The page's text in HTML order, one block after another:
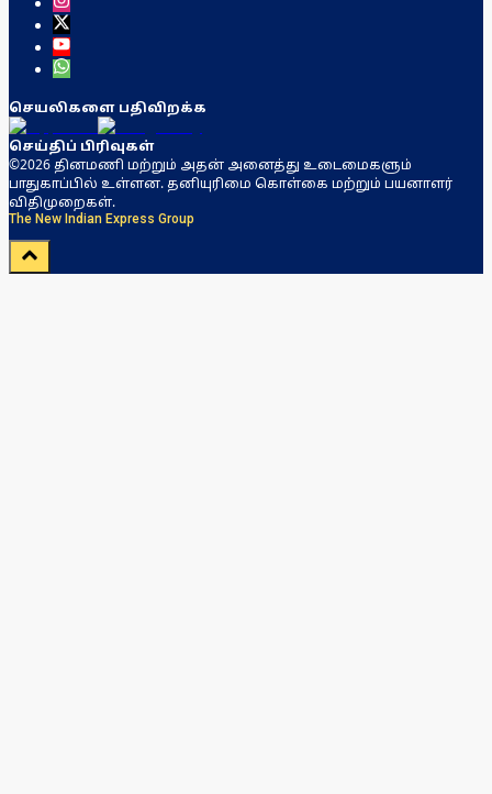
செயலிகளை பதிவிறக்க
செய்திப் பிரிவுகள்
©2026 தினமணி மற்றும் அதன் அனைத்து உடைமைகளும்
பாதுகாப்பில் உள்ளன. தனியுரிமை கொள்கை மற்றும் பயனாளர்
விதிமுறைகள்.
The New Indian Express Group